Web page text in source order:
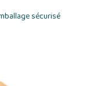
sécurisé